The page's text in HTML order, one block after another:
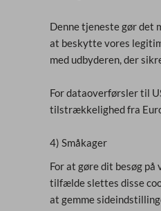
Denne tjeneste gør det
at beskytte vores
med udbyderen, der
For dataoverførsler til
tilstrækkelighed fra
4) Småkager
For at gøre dit besøg
tilfælde slettes disse
at gemme